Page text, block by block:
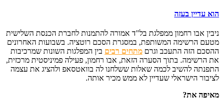
הוא עדיין בעזה
ניבין אבו רחמון ממפלגת בל"ד אמורה להתמנות לחברת הכנסת השלישית
מטעם הרשימה המשותפת, במסגרת הסכם רוטציה. בשבועות האחרונים
ההסכם הזה התעכב וגרם מתחים רבים בין המפלגות השונות שמרכיבות
את הרשימה. בתוך הסערה הזאת, אבו רחמון, פעילה פמיניסטית מרכזית,
התפנתה להשיב לכמה שאלות ששלחנו לה בוואטסאפ ולהציג את עצמה
לציבור הישראלי שעדיין לא ממש מכיר אותה.
מאיפה את?